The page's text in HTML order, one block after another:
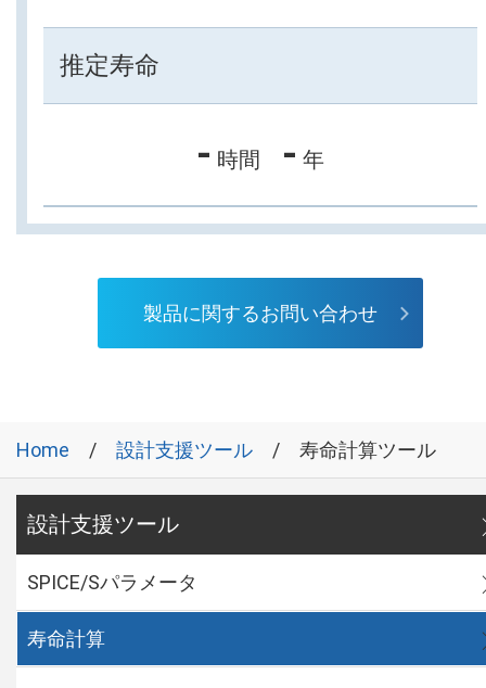
推定寿命
- 時間 - 年
製品に関するお問い合わせ
Home 設計支援ツール 寿命計算ツール
設計支援ツール
SPICE/Sパラメータ
寿命計算